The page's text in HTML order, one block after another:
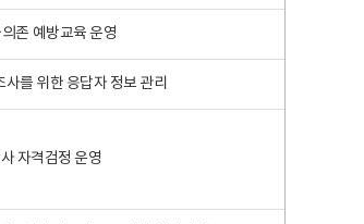
존 예방교육 운영
를 위한 응답자 정보 관리
자격검정 운영